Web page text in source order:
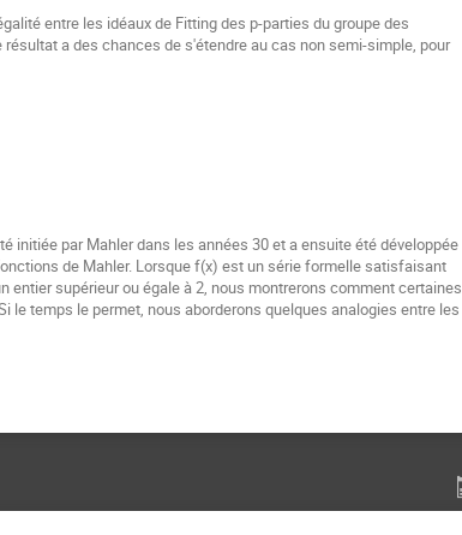
entre les idéaux de Fitting des p-parties du groupe des
a des chances de s'étendre au cas non semi-simple, pour
initiée par Mahler dans les années 30 et a ensuite été développée
de Mahler. Lorsque f(x) est un série formelle satisfaisant
supérieur ou égale à 2, nous montrerons comment certaines
temps le permet, nous aborderons quelques analogies entre les